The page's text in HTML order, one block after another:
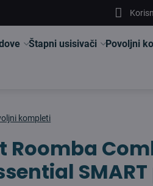
Štapni usisivači Povoljni
kompleti
Roomba